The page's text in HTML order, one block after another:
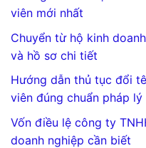
viên mới nhất
Chuyển từ hộ kinh
và hồ sơ chi tiết
Hướng dẫn thủ tục đổi
viên đúng chuẩn pháp lý
Vốn điều lệ công ty
doanh nghiệp cần biết